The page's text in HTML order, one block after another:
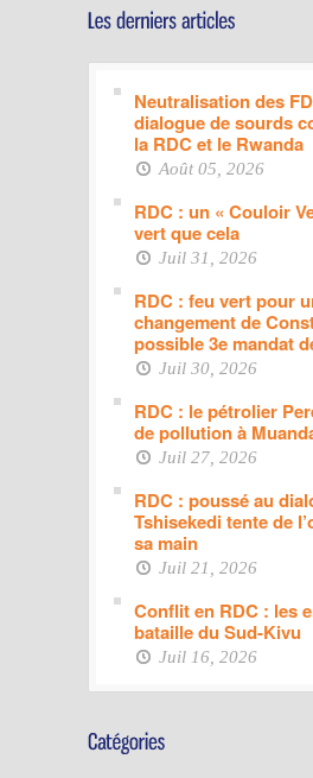
Neutralisation des
dialogue de sourds
la RDC et le Rwanda
Août 05, 2026
RDC : un « Couloir
vert que cela
Juil 31, 2026
RDC : feu vert pour
changement de
possible 3e mandat
Juil 30, 2026
RDC : le pétrolier
de pollution à
Juil 27, 2026
RDC : poussé au
Tshisekedi tente de
sa main
Juil 21, 2026
Conflit en RDC : les
bataille du Sud-Kivu
Juil 16, 2026